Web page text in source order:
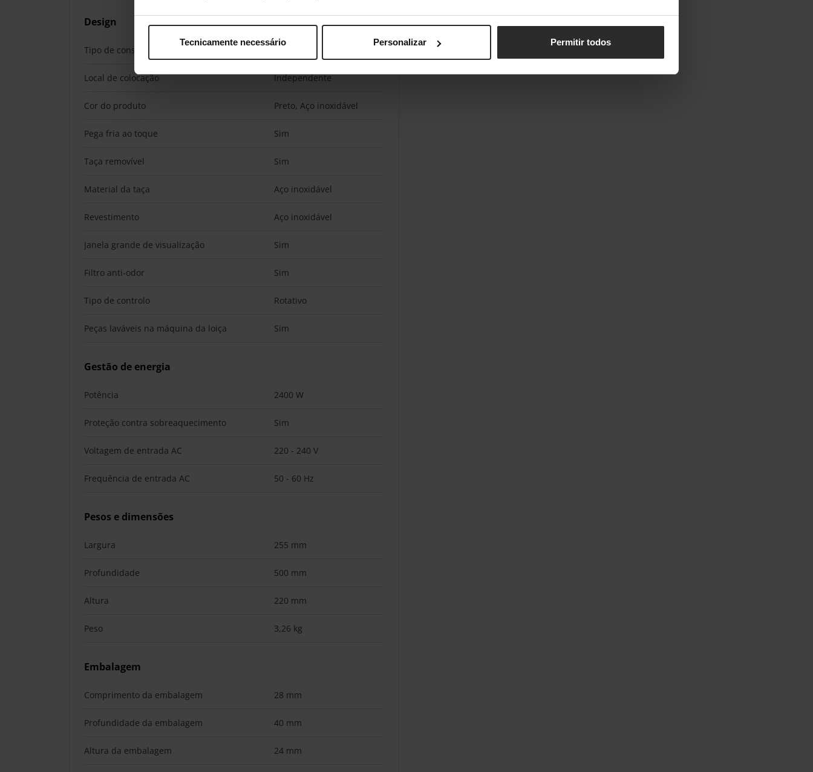
Tecnicamente necessário Personalizar Permitir todos
Design
Tipo de construção
Local de colocação Independente
Cor do produto Preto, Aço inoxidável
Pega fria ao toque Sim
Taça removível Sim
Material da taça Aço inoxidável
Revestimento Aço inoxidável
Janela grande de visualização Sim
Filtro anti-odor Sim
Tipo de controlo Rotativo
Peças laváveis na máquina da loiça Sim
Gestão de energia
Potência 2400 W
Proteção contra sobreaquecimento Sim
Voltagem de entrada AC 220 - 240 V
Frequência de entrada AC 50 - 60 Hz
Pesos e dimensões
Largura 255 mm
Profundidade 500 mm
Altura 220 mm
Peso 3,26 kg
Embalagem
Comprimento da embalagem 28 mm
Profundidade da embalagem 40 mm
Altura da embalagem 24 mm